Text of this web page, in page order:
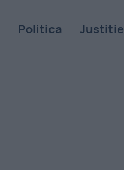
Politica Justitie